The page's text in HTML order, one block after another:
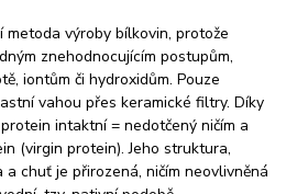
metoda výroby bílkovin, protože
znehodnocujícím postupům,
iontům či hydroxidům. Pouze
vahou přes keramické filtry. Díky
intaktní = nedotčený ničím a
(virgin protein). Jeho struktura,
chuť je přirozená, ničím neovlivněná